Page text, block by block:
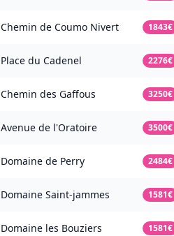
Chemin de Coumo Nivert 1843€
Place du Cadenel 2276€
Chemin des Gaffous 3250€
Avenue de l'Oratoire 3500€
Domaine de Perry 2484€
Domaine Saint-jammes 1581€
Domaine les Bouziers 1581€